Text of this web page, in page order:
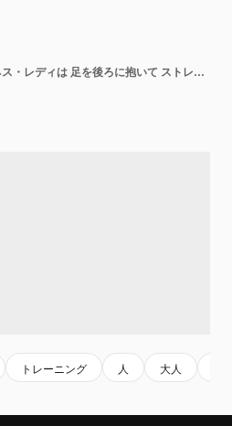
認識できないフィットネス・レディは 足を後ろに抱いて ストレッチをして ウォーミングアップをします
トレーニング 人 大人